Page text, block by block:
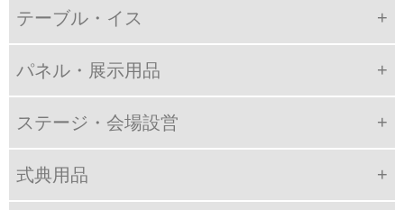
テーブル・イス
パネル・展示用品
ステージ・会場設営
式典用品